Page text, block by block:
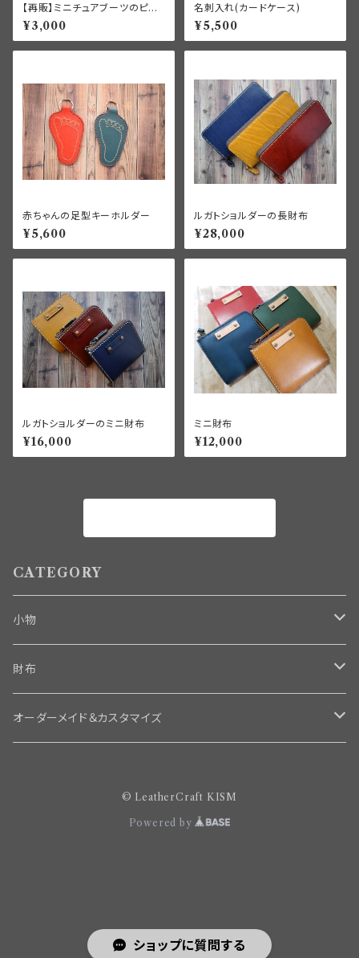
ショップに質問する
【再販】ミニチュアブーツのピア
ス【復活】
¥3,000
名刺入れ(カードケース)
¥5,500
赤ちゃんの足型キーホルダー
¥5,600
ルガトショルダーの長財布
¥28,000
ルガトショルダーのミニ財布
¥16,000
ミニ財布
¥12,000
CATEGORY
小物
名刺入れ
カメラ小物
財布
ロング
オーダーメイド＆カスタマイズ
© LeatherCraft KISM
Powered by